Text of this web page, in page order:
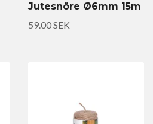
Jutesnöre Ø6mm 15m
59.00 SEK